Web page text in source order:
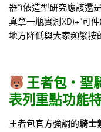
器”(依造型研究應該還
真拿一瓶實測XD)+”可
地方降低與大家頻繁按
王者包‧ 聖
表列重點功能
王者包官方強調的騎士